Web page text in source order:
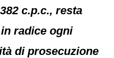
c.p.c., resta
radice ogni
di prosecuzione